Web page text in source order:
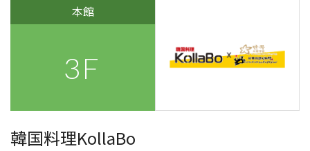
本館
3F
韓国料理KollaBo